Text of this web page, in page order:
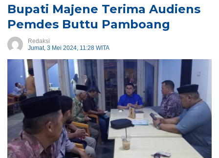
Bupati Majene Terima Audiens
Pemdes Buttu Pamboang
Redaksi
Jumat, 3 Mei 2024, 11:28 WITA